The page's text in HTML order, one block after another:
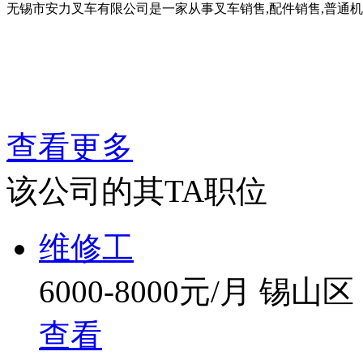
无锡市安力叉车有限公司是一家从事叉车销售,配件销售,普通
查看更多
该公司的其TA职位
维修工
6000-8000元/月 锡山区
查看